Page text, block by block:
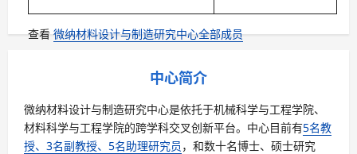
查看微纳材料设计与制造研究中心全部成员
中心简介
微纳材料设计与制造研究中心是依托于机械科学与工程学院、
材料科学与工程学院的跨学科交叉创新平台。中心目前有5名教
授、3名副教授、5名助理研究员 ，和数十名博士、硕士研究